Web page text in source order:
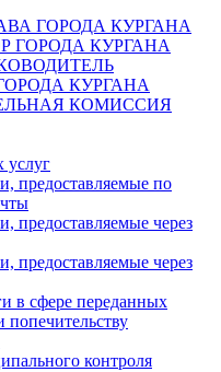
ГОРОДА КУРГАНА
ГОРОДА КУРГАНА
КУРГАНА
КОМИССИЯ
услуг
предоставляемые по
предоставляемые через
предоставляемые через
в сфере переданных
контроля